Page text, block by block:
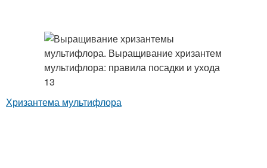
Хризантема мультифлора